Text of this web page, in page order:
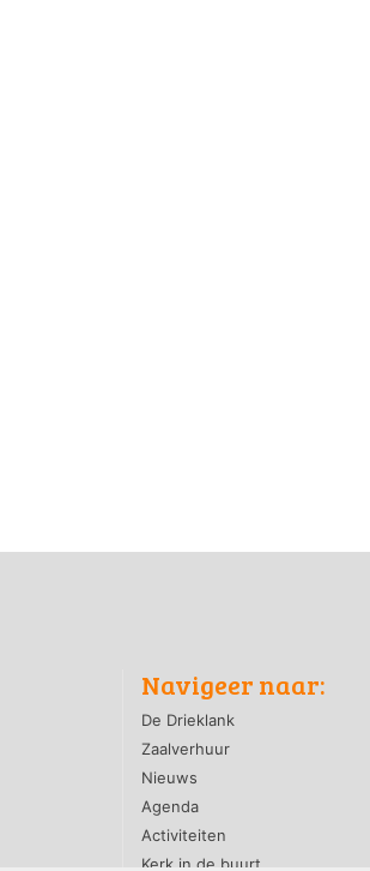
Navigeer naar:
De Drieklank
Zaalverhuur
Nieuws
Agenda
Activiteiten
Kerk in de buurt